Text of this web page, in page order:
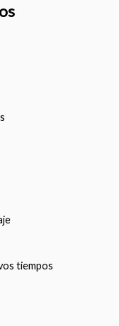
tiempos